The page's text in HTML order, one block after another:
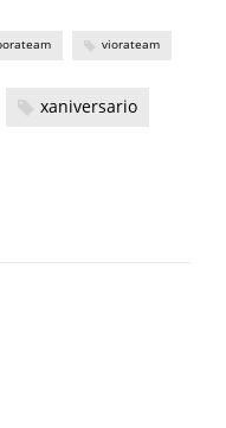
viorateam
xaniversario